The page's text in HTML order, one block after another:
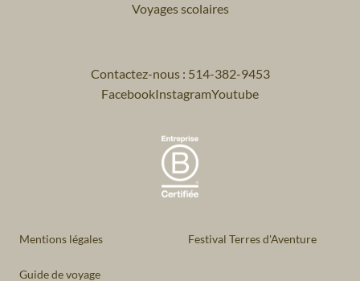
Voyages scolaires
Contactez-nous : 514-382-9453
FacebookInstagramYoutube
Mentions légales Festival Terres d'Aventure
Guide de voyage